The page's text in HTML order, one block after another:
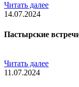
Читать далее
14.07.2024
Пастырские
Читать далее
11.07.2024